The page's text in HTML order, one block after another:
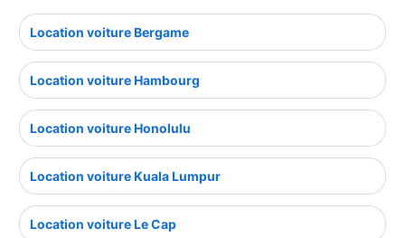
Location voiture Bergame
Location voiture Hambourg
Location voiture Honolulu
Location voiture Kuala Lumpur
Location voiture Le Cap